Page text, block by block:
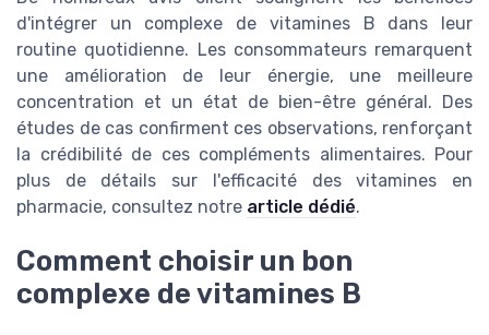
d'intégrer un complexe de vitamines B dans leur
routine quotidienne. Les consommateurs remarquent
une amélioration de leur énergie, une meilleure
concentration et un état de bien-être général. Des
études de cas confirment ces observations, renforçant
la crédibilité de ces compléments alimentaires. Pour
plus de détails sur l'efficacité des vitamines en
pharmacie, consultez notre article dédié.
Comment choisir un bon
complexe de vitamines B